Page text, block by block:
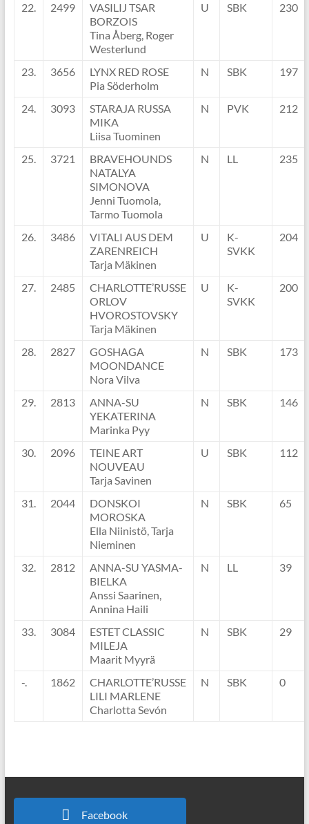
22. 2499
VASILIJ TSAR
BORZOIS
Tina Åberg, Roger
Westerlund
U SBK 230
23. 3656
LYNX RED ROSE
Pia Söderholm
N SBK 197
24. 3093
STARAJA RUSSA
MIKA
Liisa Tuominen
N PVK 212
25. 3721
BRAVEHOUNDS
NATALYA
SIMONOVA
Jenni Tuomola,
Tarmo Tuomola
N LL 235
26. 3486
VITALI AUS DEM
ZARENREICH
Tarja Mäkinen
U
K-
SVKK
204
27. 2485
CHARLOTTE’RUSSE
ORLOV
HVOROSTOVSKY
Tarja Mäkinen
U
K-
SVKK
200
28. 2827
GOSHAGA
MOONDANCE
Nora Vilva
N SBK 173
29. 2813
ANNA-SU
YEKATERINA
Marinka Pyy
N SBK 146
30. 2096
TEINE ART
NOUVEAU
Tarja Savinen
U SBK 112
31. 2044
DONSKOI
MOROSKA
Ella Niinistö, Tarja
Nieminen
N SBK 65
32. 2812
ANNA-SU YASMA-
BIELKA
Anssi Saarinen,
Annina Haili
N LL 39
33. 3084
ESTET CLASSIC
MILEJA
Maarit Myyrä
N SBK 29
-. 1862
CHARLOTTE’RUSSE
LILI MARLENE
Charlotta Sevón
N SBK 0
Facebook